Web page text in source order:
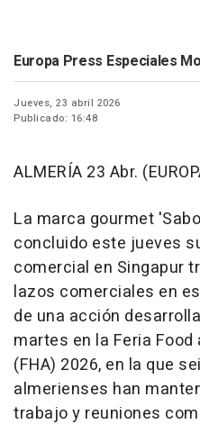
Europa Press Especiales
Jueves, 23 abril 2026
Publicado: 16:48
ALMERÍA 23 Abr.
La marca gourmet
concluido este jueves
comercial en Singapur
lazos comerciales en
de una acción
martes en la Feria
(FHA) 2026, en la que
almerienses han
trabajo y reuniones